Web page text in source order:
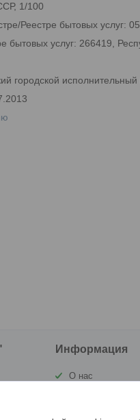
1/100
Реестре бытовых услуг:
бытовых услуг: 266419,
городской исполнительный
Информация
О нас